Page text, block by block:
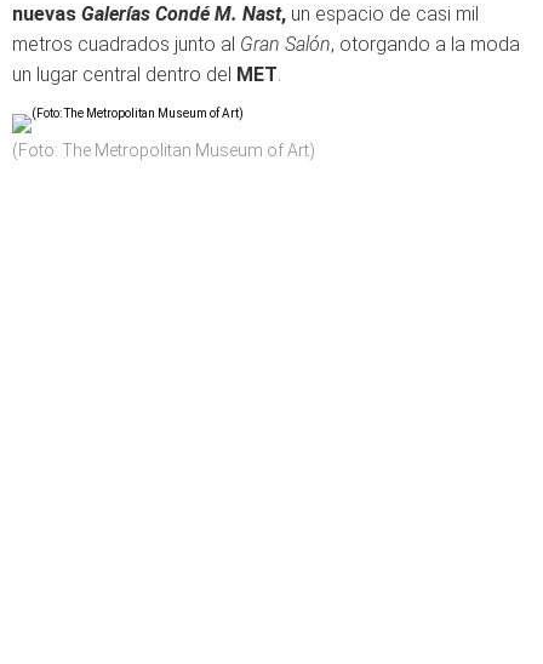
nuevas Galerías Condé M. Nast, un espacio de casi mil
metros cuadrados junto al Gran Salón, otorgando a la moda
un lugar central dentro del MET.
(Foto: The Metropolitan Museum of Art)